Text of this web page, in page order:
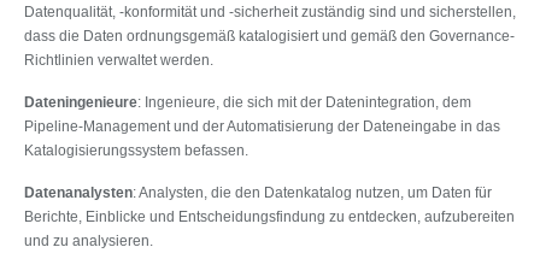
Datenqualität, -konformität und -sicherheit zuständig sind und sicherstellen,
dass die Daten ordnungsgemäß katalogisiert und gemäß den Governance-
Richtlinien verwaltet werden.
Dateningenieure: Ingenieure, die sich mit der Datenintegration, dem
Pipeline-Management und der Automatisierung der Dateneingabe in das
Katalogisierungssystem befassen.
Datenanalysten: Analysten, die den Datenkatalog nutzen, um Daten für
Berichte, Einblicke und Entscheidungsfindung zu entdecken, aufzubereiten
und zu analysieren.